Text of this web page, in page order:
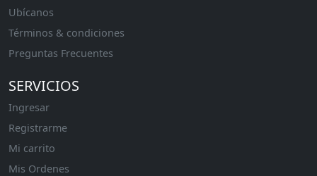
Ubícanos
Términos & condiciones
Preguntas Frecuentes
SERVICIOS
Ingresar
Registrarme
Mi carrito
Mis Ordenes